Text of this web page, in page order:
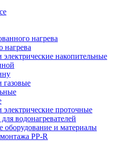
нагрева
нагрева
электрические накопительные
газовые
электрические проточные
водонагревателей
оборудование и материалы
PP-R